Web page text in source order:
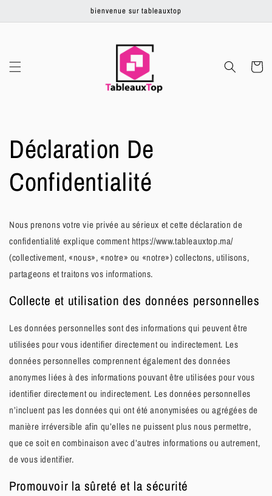
contenu
bienvenue sur tableauxtop
Panier
Déclaration De
Confidentialité
Nous prenons votre vie privée au sérieux et cette déclaration de
confidentialité explique comment https://www.tableauxtop.ma/
(collectivement, «nous», «notre» ou «notre») collectons, utilisons,
partageons et traitons vos informations.
Collecte et utilisation des données personnelles
Les données personnelles sont des informations qui peuvent être
utilisées pour vous identifier directement ou indirectement. Les
données personnelles comprennent également des données
anonymes liées à des informations pouvant être utilisées pour vous
identifier directement ou indirectement. Les données personnelles
n’incluent pas les données qui ont été anonymisées ou agrégées de
manière irréversible afin qu’elles ne puissent plus nous permettre,
que ce soit en combinaison avec d’autres informations ou autrement,
de vous identifier.
Promouvoir la sûreté et la sécurité